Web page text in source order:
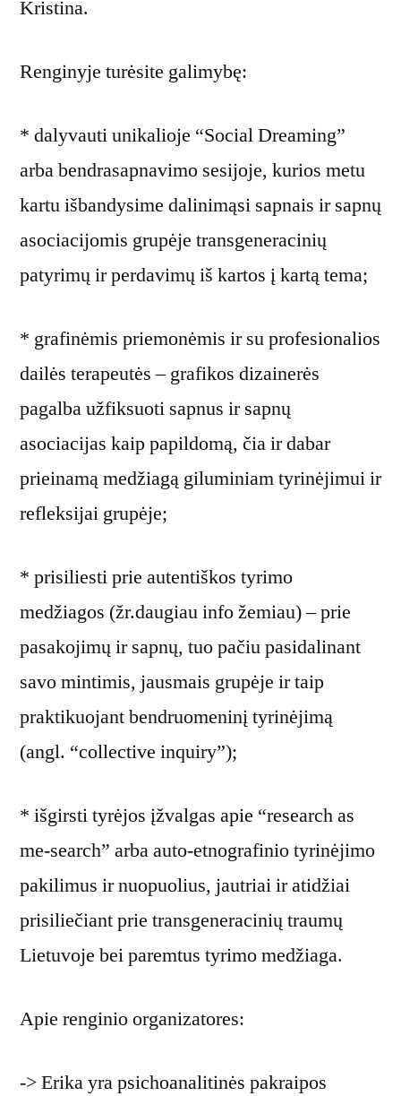
Kristina.
Renginyje turėsite galimybę:
* dalyvauti unikalioje “Social Dreaming”
arba bendrasapnavimo sesijoje, kurios metu
kartu išbandysime dalinimąsi sapnais ir sapnų
asociacijomis grupėje transgeneracinių
patyrimų ir perdavimų iš kartos į kartą tema;
* grafinėmis priemonėmis ir su profesionalios
dailės terapeutės – grafikos dizainerės
pagalba užfiksuoti sapnus ir sapnų
asociacijas kaip papildomą, čia ir dabar
prieinamą medžiagą giluminiam tyrinėjimui ir
refleksijai grupėje;
* prisiliesti prie autentiškos tyrimo
medžiagos (žr.daugiau info žemiau) – prie
pasakojimų ir sapnų, tuo pačiu pasidalinant
savo mintimis, jausmais grupėje ir taip
praktikuojant bendruomeninį tyrinėjimą
(angl. “collective inquiry”);
* išgirsti tyrėjos įžvalgas apie “research as
me-search” arba auto-etnografinio tyrinėjimo
pakilimus ir nuopuolius, jautriai ir atidžiai
prisiliečiant prie transgeneracinių traumų
Lietuvoje bei paremtus tyrimo medžiaga.
Apie renginio organizatores:
-> Erika yra psichoanalitinės pakraipos